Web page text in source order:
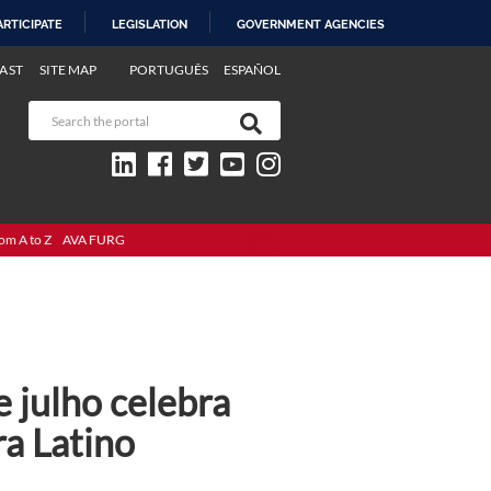
LEGISLATION GOVERNMENT AGENCIES
PORTUGUÊS ESPAÑOL
SITE MAP
A to Z AVA FURG
julho celebra
Latino